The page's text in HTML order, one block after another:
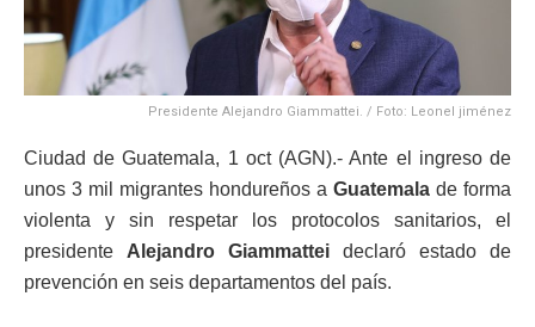
Presidente Alejandro Giammattei. / Foto: Leonel jiménez
Ciudad de Guatemala, 1 oct (AGN).- Ante el ingreso de
unos 3 mil migrantes hondureños a Guatemala de forma
violenta y sin respetar los protocolos sanitarios, el
presidente Alejandro Giammattei declaró estado de
prevención en seis departamentos del país.